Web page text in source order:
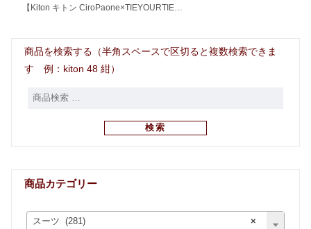
【Kiton キトン CiroPaone×TIEYOURTIE…
商品を検索する（半角スペースで区切ると複数検索できま
す 例：kiton 48 紺）
検索
商品カテゴリー
×
スーツ (281)